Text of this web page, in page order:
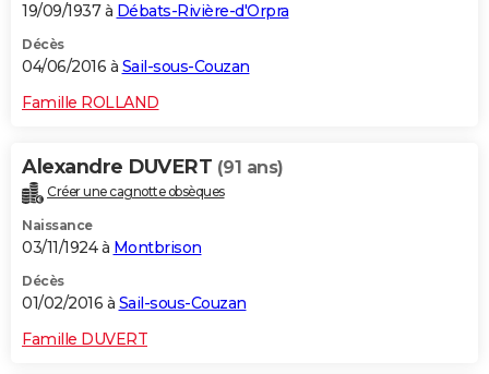
19/09/1937 à Débats-Rivière-d'Orpra
Décès
04/06/2016 à Sail-sous-Couzan
Famille ROLLAND
Alexandre DUVERT (91 ans)
Créer une cagnotte obsèques
Naissance
03/11/1924 à Montbrison
Décès
01/02/2016 à Sail-sous-Couzan
Famille DUVERT